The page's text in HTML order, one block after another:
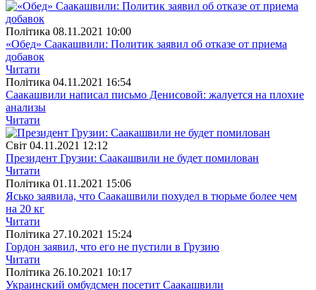
Полiтика 08.11.2021 10:00
«Обед» Саакашвили: Политик заявил об отказе от приема
добавок
Читати
Полiтика 04.11.2021 16:54
Саакашвили написал письмо Денисовой: жалуется на плохие
анализы
Читати
Свiт 04.11.2021 12:12
Президент Грузии: Саакашвили не будет помилован
Читати
Полiтика 01.11.2021 15:06
Ясько заявила, что Саакашвили похудел в тюрьме более чем
на 20 кг
Читати
Полiтика 27.10.2021 15:24
Гордон заявил, что его не пустили в Грузию
Читати
Полiтика 26.10.2021 10:17
Украинский омбудсмен посетит Саакашвили